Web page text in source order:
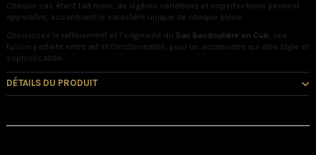
Chaque sac étant fait main, de légères variations et imperfections peuvent
apparaître, accentuant le caractère unique de chaque pièce.
Choisissez le raffinement et l’originalité du Sac Bandoulière en Cuir, une
fusion parfaite entre art et fonctionnalité, pour un accessoire qui allie style et
sophistication.
DÉTAILS DU PRODUIT